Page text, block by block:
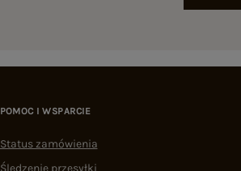
POMOC I WSPARCIE
Status zamówienia
Śledzenie przesyłki